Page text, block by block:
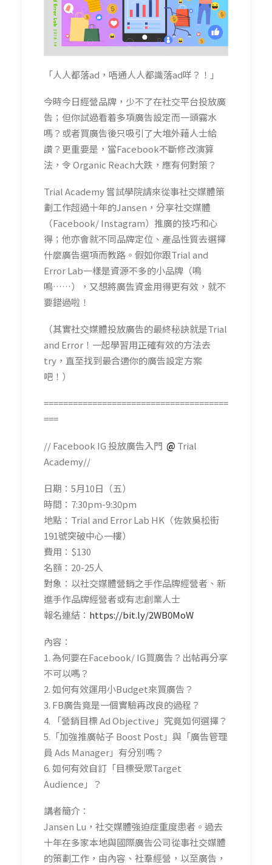
「人人都落ad，唔通人人都識落ad咩？！」
今時今日經營品牌，少不了在社交平台投放廣
告；但你試過看着多項廣告設定而一頭霧水
嗎？或者買廣告後只吸引了大堆外藉人士給
讚？更重要是，當Facebook不斷修改演算
法，令 Organic Reach大跌，應有何對策？
Trial Academy 嘗試學院請來從事社交媒體策
劃工作超過十年的Jansen，分享社交媒體
（Facebook/ Instagram）推廣的技巧和心
得；他亦會就不同品牌定位、產品性質去選擇
什麼廣告選項而教路。假如你跟Trial and
Error Lab一樣是資源不多的小品牌（鳴
鳴……），又想將廣告資金用得更有效，就不
要錯過啦！
（其實社交媒體投放廣告的最終秘訣就是Trial
and Error！一起學習用正確有效的方法去
try，直至找到最合適你的廣告設定方案
吧！）
======================================
===
// Facebook IG 投放廣告入門 @ Trial
Academy//
日期：5月10日（五）
時間：7:30pm-9:30pm
地點：Trial and Error Lab HK（佐敦吳松街
191號突破中心一樓）
費用：$130
名額：20-25人
對象：以社交媒體營銷之手作品牌經營者、新
進手作品牌經營者或有志創業人士
報名連結： https://bit.ly/2WB0MoW
內容：
1. 為何要在Facebook/ IG買廣告？出帖再分享
不可以嗎？
2. 如何有效運用小Budget來買廣告？
3. FB廣告竟是一個實驗再改良的過程？
4. 「營銷目標 Ad Objective」究竟如何選擇？
5.「加強推廣帖子 Boost Post」與「廣告管理
員 Ads Manager」有分別嗎？
6. 如何有效自訂「目標受眾Target
Audience」？
講者簡介：
Jansen Lu，社交媒體強迫症重度患者。過去
十年在多家本地與國際廣告公司從事社交媒體
的策劃工作，由內容、社羣經營，以至廣告，